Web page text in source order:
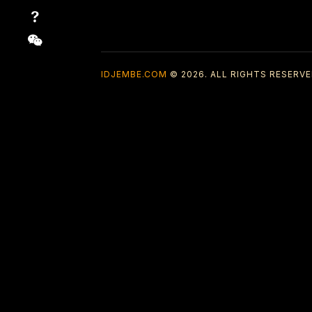
IDJEMBE.COM © 2026. ALL RIGHTS